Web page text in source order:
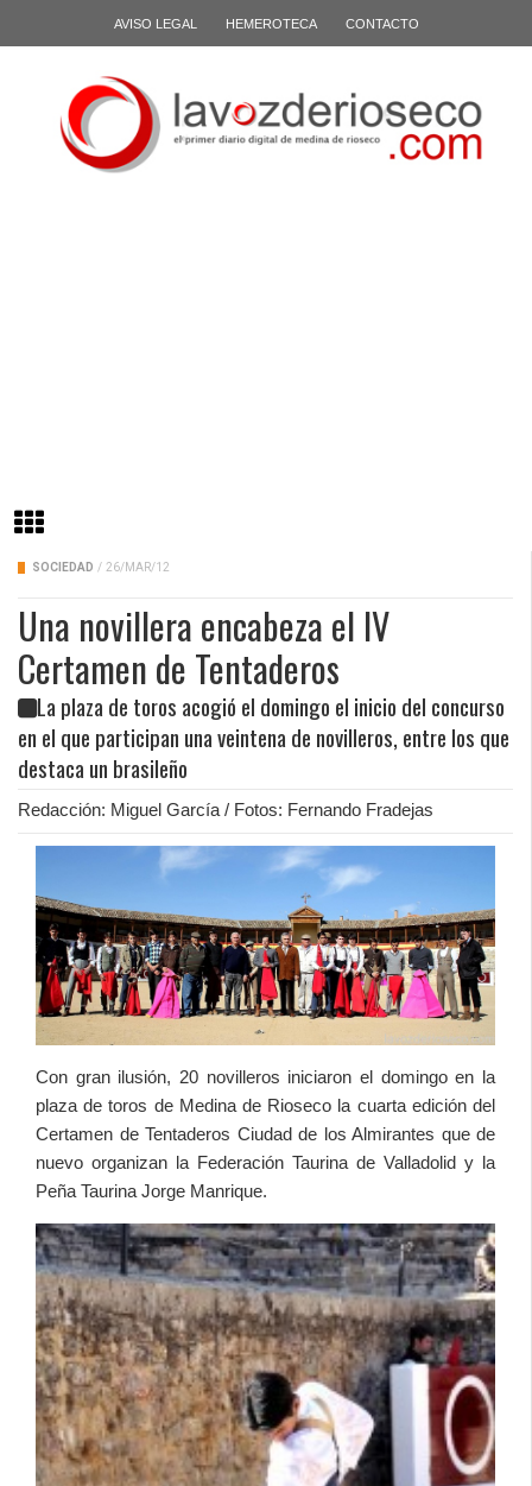
AVISO LEGAL HEMEROTECA CONTACTO
SOCIEDAD / 26/MAR/12
Una novillera encabeza el IV
Certamen de Tentaderos
La plaza de toros acogió el domingo el inicio del concurso
en el que participan una veintena de novilleros, entre los que
destaca un brasileño
Redacción: Miguel García / Fotos: Fernando Fradejas
Con gran ilusión, 20 novilleros iniciaron el domingo en la
plaza de toros de Medina de Rioseco la cuarta edición del
Certamen de Tentaderos Ciudad de los Almirantes que de
nuevo organizan la Federación Taurina de Valladolid y la
Peña Taurina Jorge Manrique.